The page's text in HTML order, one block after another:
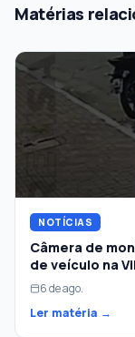
Matérias
NOTÍCIAS
Câmera de
de veículo na
6 de ago.
Ler matéria →